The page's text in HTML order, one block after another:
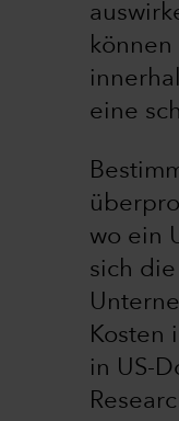
eine
wo ein
sich
Kosten
in US-